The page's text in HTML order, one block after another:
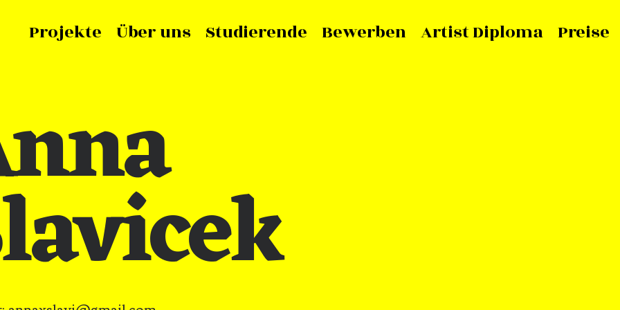
Projekte Über uns Studierende Bewerben Artist Diploma Preise